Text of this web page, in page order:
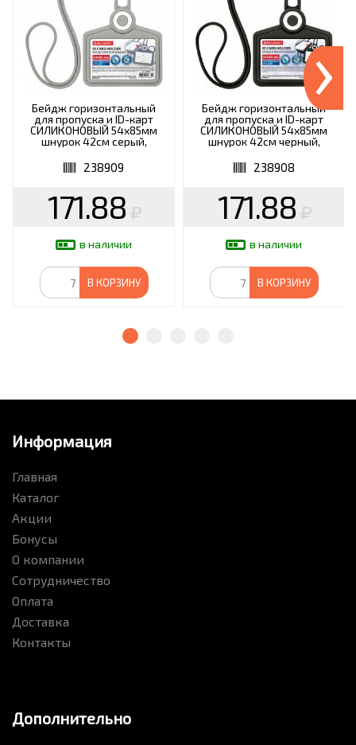
Бейдж горизонтальный
для пропуска и ID-карт
СИЛИКОНОВЫЙ 54х85мм
шнурок 42см серый,
238909
171.88
в наличии
В КОРЗИНУ
Бейдж горизонтальный
для пропуска и ID-карт
СИЛИКОНОВЫЙ 54х85мм
шнурок 42см черный,
238908
171.88
в наличии
В КОРЗИНУ
›
Информация
Главная
Каталог
Акции
Бонусы
О компании
Сотрудничество
Оплата
Доставка
Контакты
Дополнительно